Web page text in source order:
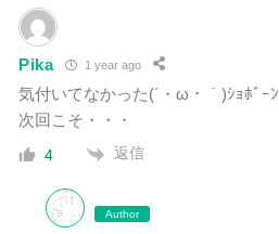
Pika 1 year ago
気付いてなかった(´・ω・｀)ｼｮﾎﾞｰﾝ
次回こそ・・・
4 返信
Author